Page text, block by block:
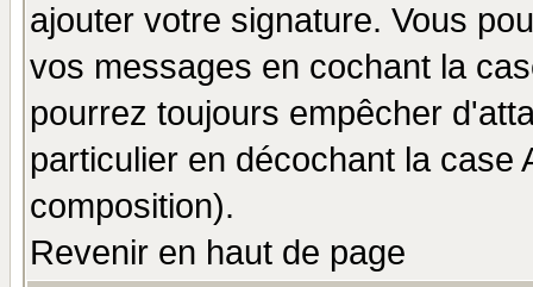
ajouter votre signature. Vous
vos messages en cochant la
pourrez toujours empêcher
particulier en décochant la
composition).
Revenir en haut de page